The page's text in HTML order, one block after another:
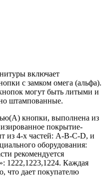
включает
с замком омега (альфа).
могут быть литыми и
штампованные.
кнопки, выполнена из
покрытие-
из 4-х частей: А-В-С-D, и
оборудования:
рекомендуется
1222,1223,1224. Каждая
что дает покупателю